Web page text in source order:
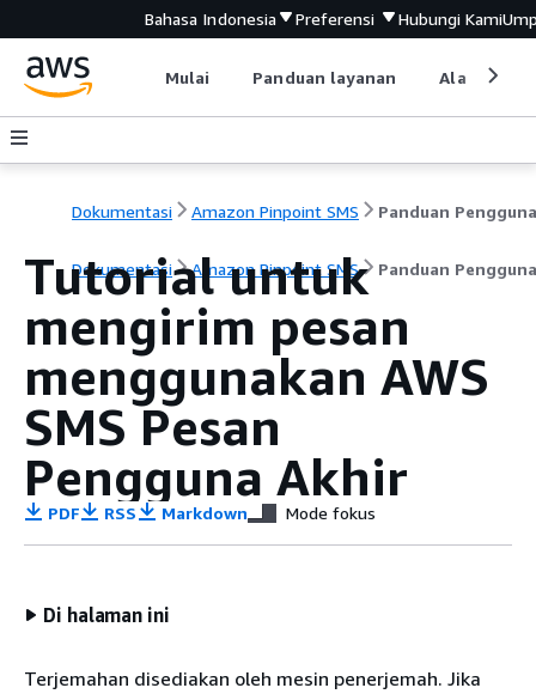
Bahasa Indonesia Preferensi Hubungi Kami
Mulai Panduan layanan Alat
Dokumentasi Amazon Pinpoint SMS Panduan Pengguna
Dokumentasi Amazon Pinpoint SMS Panduan Pengguna
Tutorial untuk
mengirim pesan
menggunakan AWS
SMS Pesan
Pengguna Akhir
PDF RSS Markdown Mode fokus
Di halaman ini
Terjemahan disediakan oleh mesin penerjemah. Jika